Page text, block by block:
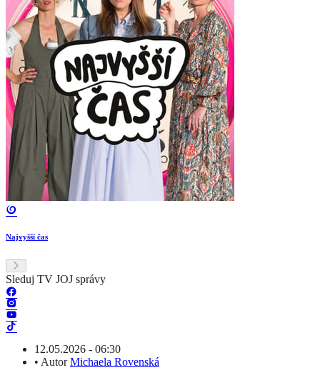
Najvyšší čas
Sleduj TV JOJ správy
12.05.2026 - 06:30
• AutorMichaela Rovenská